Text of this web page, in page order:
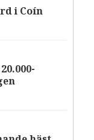
i Coín